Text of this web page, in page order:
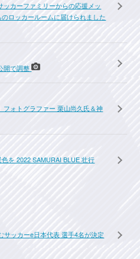
カーファミリーからの応援メッ
ロッカールームに届けられました
開で調整
フォトグラファー 栗山尚久氏＆神
を 2022 SAMURAI BLUE 壮行
サッカーe日本代表 選手4名が決定